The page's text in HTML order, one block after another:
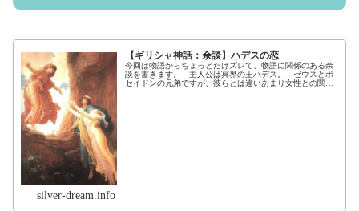
【ギリシャ神話：余談】ハデスの恋
今回は物語からちょっとだけズレて、物語に関係のある余
談を書きます。 主人公は冥界の王ハデス。 ゼウスとポ
セイドンの兄弟ですが、彼らとは違いあまり女性との関係
silver-dream.info